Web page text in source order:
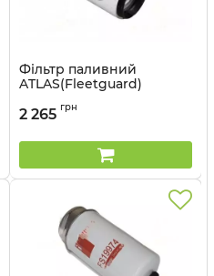
Фільтр паливний
ATLAS(Fleetguard)
Артикул:
2 265 грн